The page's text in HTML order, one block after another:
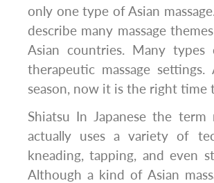
only one type of Asian
describe many massage
Asian countries. Many
therapeutic massage
season, now it is the right time
Shiatsu In Japanese the term
actually uses a variety of
kneading, tapping, and even
Although a kind of Asian